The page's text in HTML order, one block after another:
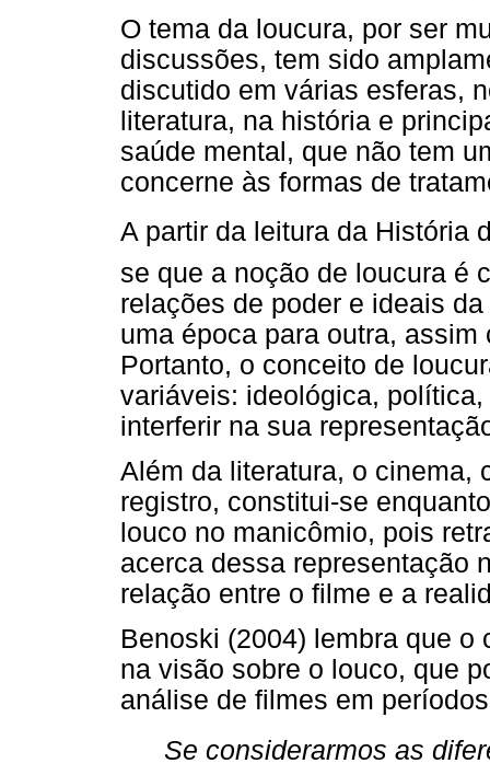
O tema da loucura, por ser
discussões, tem sido
discutido em várias esferas,
literatura, na história e
saúde mental, que não tem
concerne às formas de
A partir da leitura da História
se que a noção de loucura é
relações de poder e ideais
uma época para outra,
Portanto, o conceito de
variáveis: ideológica,
interferir na sua
Além da literatura, o cinema,
registro, constitui-se
louco no manicômio, pois
acerca dessa representação
relação entre o filme e a
Benoski (2004) lembra que o
na visão sobre o louco, que
análise de filmes em
Se considerarmos as